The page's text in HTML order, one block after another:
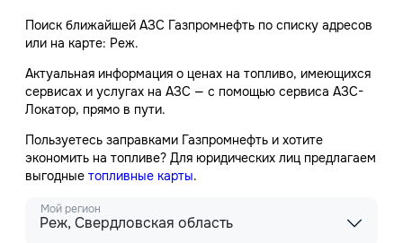
Поиск ближайшей АЗС Газпромнефть по списку адресов
или на карте: Реж.
Актуальная информация о ценах на топливо, имеющихся
сервисах и услугах на АЗС — с помощью сервиса АЗС-
Локатор, прямо в пути.
Пользуетесь заправками Газпромнефть и хотите
экономить на топливе? Для юридических лиц предлагаем
выгодные топливные карты.
Мой регион
Реж, Свердловская область